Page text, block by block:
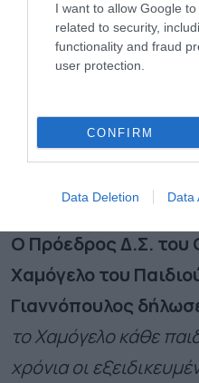
I want to allow Google
related to security,
functionality and fraud
user protection.
CONFIRM
Data Deletion Data
και τις αξίες των
θετικό αντίκτυπο
παρουσία σε όλο τον
φροντίδα σε όσους
τη βοήθεια των
στην Ελλάδα.»
Ο Πρόεδρος Δ.Σ. του
Χαμόγελο του
Γιαννόπουλος
το Χαμόγελο κάθε
χρόνια οι